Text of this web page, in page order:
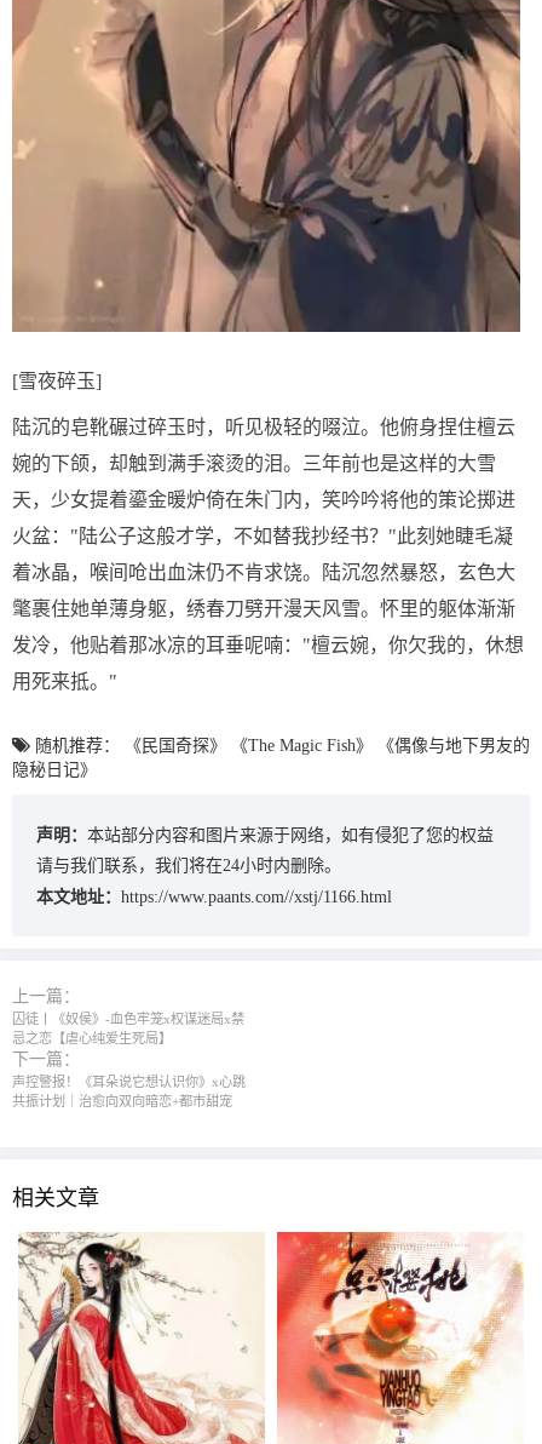
[雪夜碎玉]
陆沉的皂靴碾过碎玉时，听见极轻的啜泣。他俯身捏住檀云
婉的下颌，却触到满手滚烫的泪。三年前也是这样的大雪
天，少女提着鎏金暖炉倚在朱门内，笑吟吟将他的策论掷进
火盆："陆公子这般才学，不如替我抄经书？"此刻她睫毛凝
着冰晶，喉间呛出血沫仍不肯求饶。陆沉忽然暴怒，玄色大
氅裹住她单薄身躯，绣春刀劈开漫天风雪。怀里的躯体渐渐
发冷，他贴着那冰凉的耳垂呢喃："檀云婉，你欠我的，休想
用死来抵。"
随机推荐： 《民国奇探》 《The Magic Fish》
《偶像与地下男友的
隐秘日记》
声明： 本站部分内容和图片来源于网络，如有侵犯了您的权益
请与我们联系，我们将在24小时内删除。
本文地址： https://www.paants.com//xstj/1166.html
上一篇：
囚徒丨《奴侯》-血色牢笼x权谋迷局x禁
忌之恋【虐心纯爱生死局】
下一篇：
声控警报！《耳朵说它想认识你》x心跳
共振计划｜治愈向双向暗恋+都市甜宠
相关文章